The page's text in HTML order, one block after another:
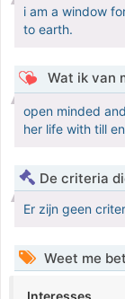
i am a window
to earth.
Wat ik van
open minded
her life with till
De criteria
Er zijn geen
Weet me